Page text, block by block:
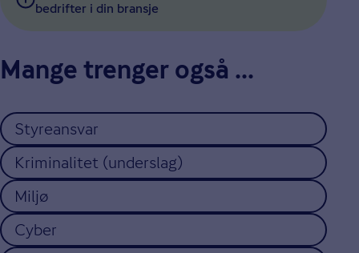
bedrifter i din bransje
Mange trenger også ...
Styreansvar
Kriminalitet (underslag)
Miljø
Cyber